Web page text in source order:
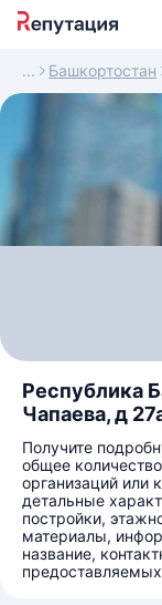
Башкортостан
Республика
Чапаева, д
Получите
общее
организаций или
детальные
постройки,
материалы,
название,